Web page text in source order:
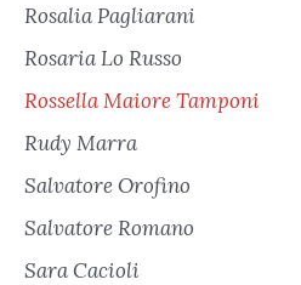
Rosalia Pagliarani
Rosaria Lo Russo
Rossella Maiore Tamponi
Rudy Marra
Salvatore Orofino
Salvatore Romano
Sara Cacioli